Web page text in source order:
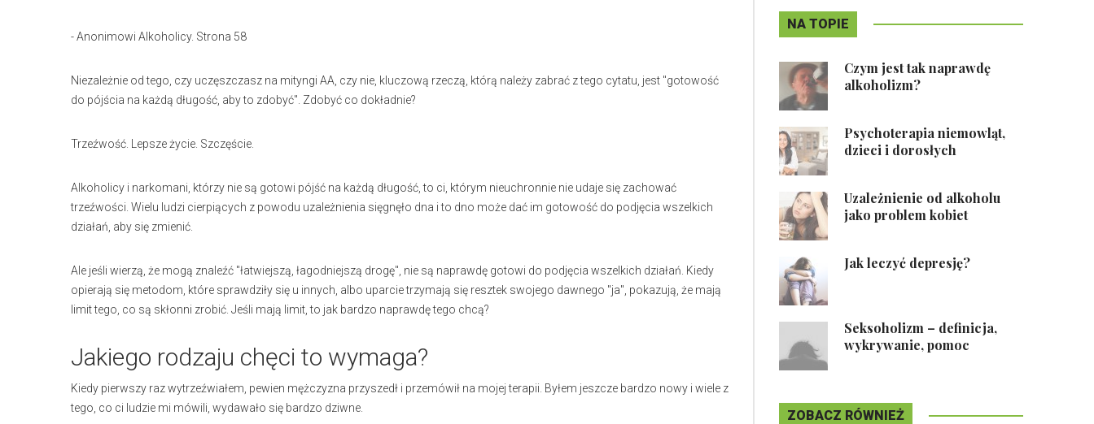
- Anonimowi Alkoholicy. Strona 58
Niezależnie od tego, czy uczęszczasz na mityngi AA, czy nie, kluczową rzeczą, którą należy zabrać z tego cytatu, jest "gotowość
do pójścia na każdą długość, aby to zdobyć". Zdobyć co dokładnie?
Trzeźwość. Lepsze życie. Szczęście.
Alkoholicy i narkomani, którzy nie są gotowi pójść na każdą długość, to ci, którym nieuchronnie nie udaje się zachować
trzeźwości. Wielu ludzi cierpiących z powodu uzależnienia sięgnęło dna i to dno może dać im gotowość do podjęcia wszelkich
działań, aby się zmienić.
Ale jeśli wierzą, że mogą znaleźć "łatwiejszą, łagodniejszą drogę", nie są naprawdę gotowi do podjęcia wszelkich działań. Kiedy
opierają się metodom, które sprawdziły się u innych, albo uparcie trzymają się resztek swojego dawnego "ja", pokazują, że mają
limit tego, co są skłonni zrobić. Jeśli mają limit, to jak bardzo naprawdę tego chcą?
Jakiego rodzaju chęci to wymaga?
Kiedy pierwszy raz wytrzeźwiałem, pewien mężczyzna przyszedł i przemówił na mojej terapii. Byłem jeszcze bardzo nowy i wiele z
tego, co ci ludzie mi mówili, wydawało się bardzo dziwne.
NA TOPIE
Czym jest tak naprawdę
alkoholizm?
Psychoterapia niemowląt,
dzieci i dorosłych
Uzależnienie od alkoholu
jako problem kobiet
Jak leczyć depresję?
Seksoholizm – definicja,
wykrywanie, pomoc
ZOBACZ RÓWNIEŻ